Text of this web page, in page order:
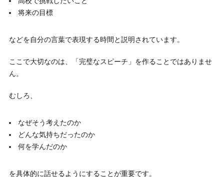
将来の目標
などを自分の言葉で表現する時間と説明されています。
ここで大切なのは、「完璧なスピーチ」を作ることではありませ
ん。
むしろ、
なぜそう考えたのか
どんな気持ちだったのか
何を学んだのか
を具体的に話せるようにすることが重要です。